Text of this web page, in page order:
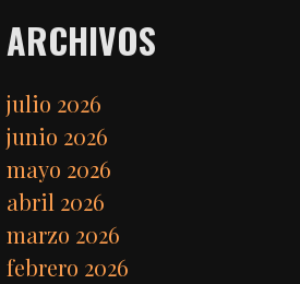
ARCHIVOS
julio 2026
junio 2026
mayo 2026
abril 2026
marzo 2026
febrero 2026